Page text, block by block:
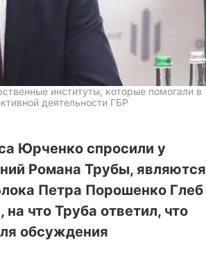
институты, которые помогали в
деятельности ГБР
Юрченко спросили у
Романа Трубы, являются
Петра Порошенко Глеб
что Труба ответил, что
обсуждения